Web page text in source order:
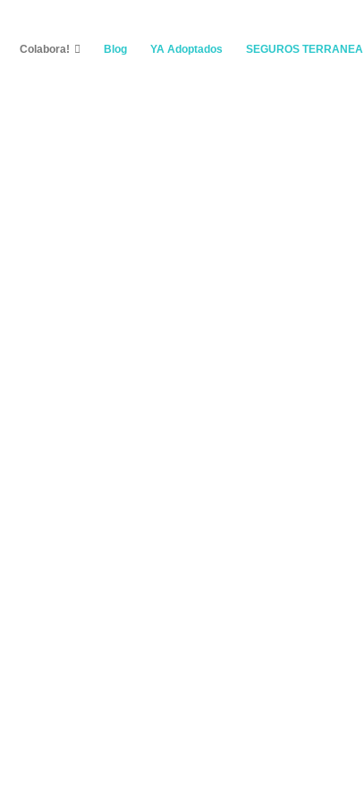
Colabora! Blog YA Adoptados SEGUROS TERRANEA